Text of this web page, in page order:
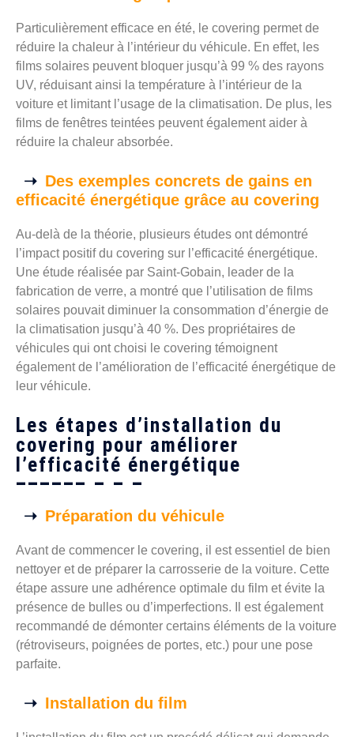
Particulièrement efficace en été, le covering permet de
réduire la chaleur à l’intérieur du véhicule. En effet, les
films solaires peuvent bloquer jusqu’à 99 % des rayons
UV, réduisant ainsi la température à l’intérieur de la
voiture et limitant l’usage de la climatisation. De plus, les
films de fenêtres teintées peuvent également aider à
réduire la chaleur absorbée.
Des exemples concrets de gains en
efficacité énergétique grâce au covering
Au-delà de la théorie, plusieurs études ont démontré
l’impact positif du covering sur l’efficacité énergétique.
Une étude réalisée par Saint-Gobain, leader de la
fabrication de verre, a montré que l’utilisation de films
solaires pouvait diminuer la consommation d’énergie de
la climatisation jusqu’à 40 %. Des propriétaires de
véhicules qui ont choisi le covering témoignent
également de l’amélioration de l’efficacité énergétique de
leur véhicule.
Les étapes d’installation du
covering pour améliorer
l’efficacité énergétique
Préparation du véhicule
Avant de commencer le covering, il est essentiel de bien
nettoyer et de préparer la carrosserie de la voiture. Cette
étape assure une adhérence optimale du film et évite la
présence de bulles ou d’imperfections. Il est également
recommandé de démonter certains éléments de la voiture
(rétroviseurs, poignées de portes, etc.) pour une pose
parfaite.
Installation du film